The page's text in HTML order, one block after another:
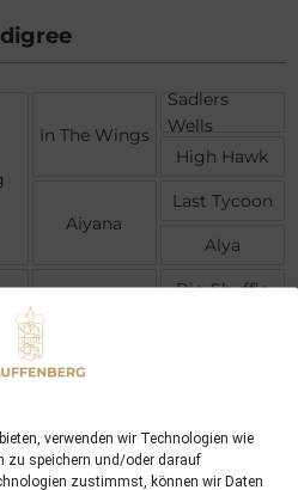
verwenden wir Technologien wie
zu speichern und/oder darauf
zustimmst, können wir Daten
In The Wings
Aiyana
Sadlers
Wells
High Hawk
Last Tycoon
Alya
Big Shuffle